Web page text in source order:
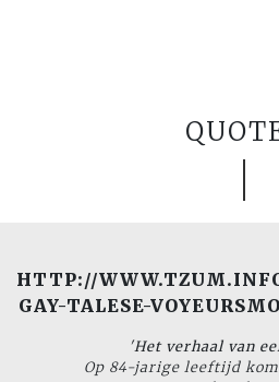
HTTP://
GAY-TALESE-
'Het verhaal van
Op 84-jarige leeftijd